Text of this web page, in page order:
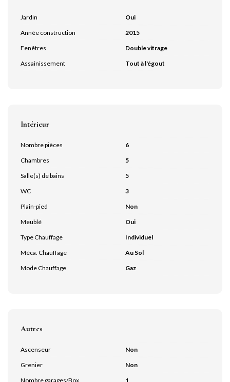
Jardin
Oui
Année construction
2015
Fenêtres
Double vitrage
Assainissement
Tout à l'égout
Intérieur
Nombre pièces
6
Chambres
5
Salle(s) de bains
5
WC
3
Plain-pied
Non
Meublé
Oui
Type Chauffage
Individuel
Méca. Chauffage
Au Sol
Mode Chauffage
Gaz
Autres
Ascenseur
Non
Grenier
Non
Nombre garages/Box
1